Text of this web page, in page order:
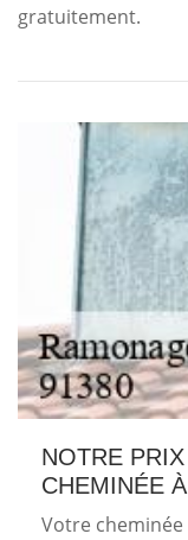
gratuitement.
NOTRE
CHEMINÉE
Votre